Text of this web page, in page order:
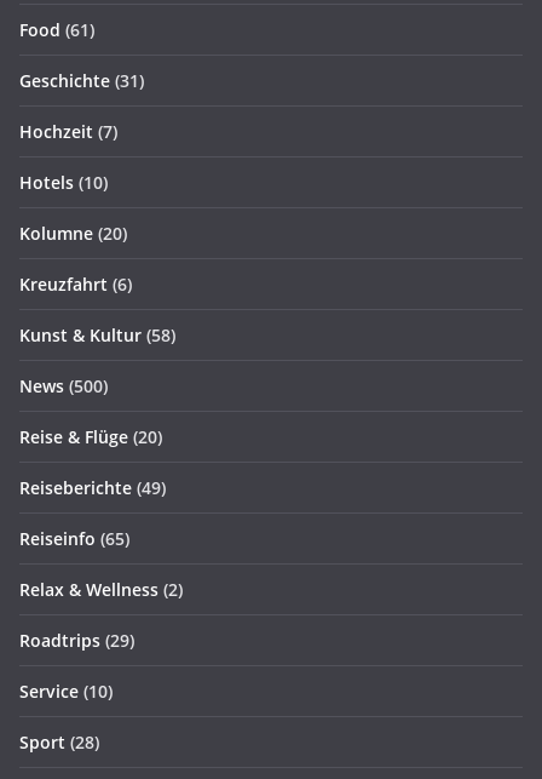
Food (61)
Geschichte (31)
Hochzeit (7)
Hotels (10)
Kolumne (20)
Kreuzfahrt (6)
Kunst & Kultur (58)
News (500)
Reise & Flüge (20)
Reiseberichte (49)
Reiseinfo (65)
Relax & Wellness (2)
Roadtrips (29)
Service (10)
Sport (28)